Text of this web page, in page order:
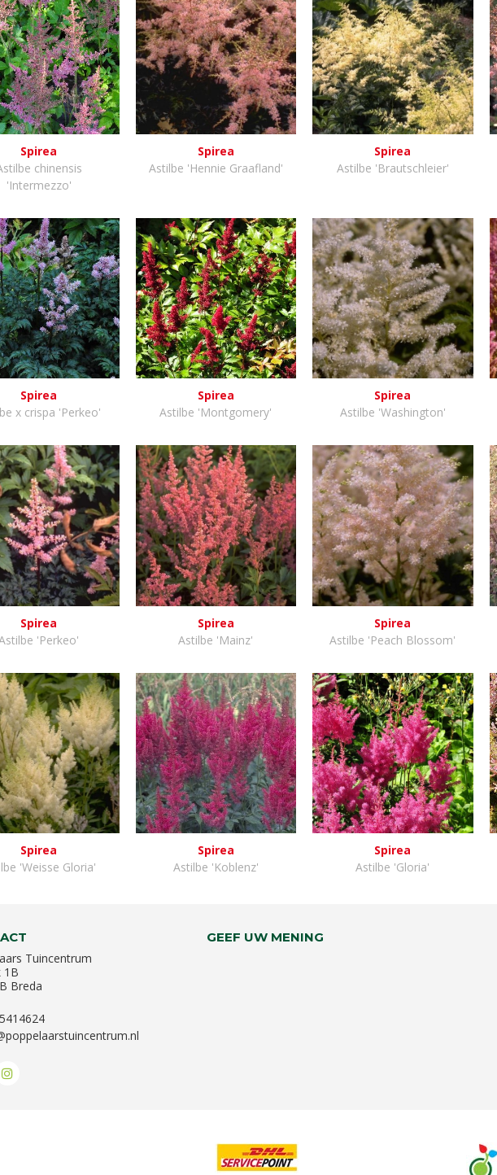
Spirea
chinensis
'Intermezzo'
Spirea
Astilbe 'Hennie Graafland'
Spirea
Astilbe 'Brautschleier'
Spirea
x crispa 'Perkeo'
Spirea
Astilbe 'Montgomery'
Spirea
Astilbe 'Washington'
Spirea
'Perkeo'
Spirea
Astilbe 'Mainz'
Spirea
Astilbe 'Peach Blossom'
Spirea
'Weisse Gloria'
Spirea
Astilbe 'Koblenz'
Spirea
Astilbe 'Gloria'
Tuincentrum
1B
Breda
GEEF UW MENING